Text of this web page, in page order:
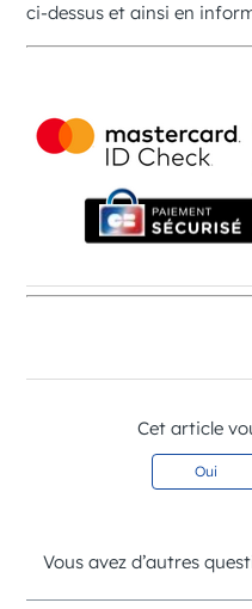
ci-dessus et ainsi en
Cet article
Oui
Vous avez d’autres